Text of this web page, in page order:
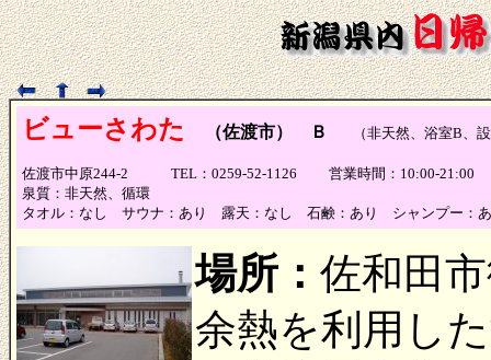
ビューさわた （佐渡市） Ｂ （非天然、浴室B、
佐渡市中原244-2 TEL：0259-52-1126 営業時間：10:00-21:00
泉質：非天然、循環
タオル：なし サウナ：あり 露天：なし 石鹸：あり シャンプー：
場所： 佐和田
余熱を利用し